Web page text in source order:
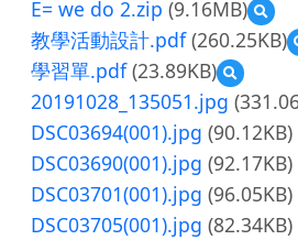
E= we do 2.zip (9.16MB)
預
覽
E=
do
2.zip
教學活動設計.pdf(260.25KB)
學習單.pdf(23.89KB)
預
覽
學
習
單.pdf
20191028_135051.jpg
DSC03694(001).jpg (90.12KB)
DSC03690(001).jpg (92.17KB)
DSC03701(001).jpg (96.05KB)
DSC03705(001).jpg (82.34KB)